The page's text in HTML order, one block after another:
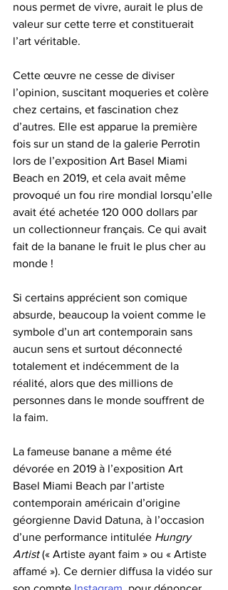
nous permet de vivre, aurait le plus de
valeur sur cette terre et constituerait
l’art véritable.
Cette œuvre ne cesse de diviser
l’opinion, suscitant moqueries et colère
chez certains, et fascination chez
d’autres. Elle est apparue la première
fois sur un stand de la galerie Perrotin
lors de l’exposition Art Basel Miami
Beach en 2019, et cela avait même
provoqué un fou rire mondial lorsqu’elle
avait été achetée 120 000 dollars par
un collectionneur français. Ce qui avait
fait de la banane le fruit le plus cher au
monde !
Si certains apprécient son comique
absurde, beaucoup la voient comme le
symbole d’un art contemporain sans
aucun sens et surtout déconnecté
totalement et indécemment de la
réalité, alors que des millions de
personnes dans le monde souffrent de
la faim.
La fameuse banane a même été
dévorée en 2019 à l’exposition Art
Basel Miami Beach par l’artiste
contemporain américain d’origine
géorgienne David Datuna, à l’occasion
d’une performance intitulée Hungry
Artist (« Artiste ayant faim » ou « Artiste
affamé »). Ce dernier diffusa la vidéo sur